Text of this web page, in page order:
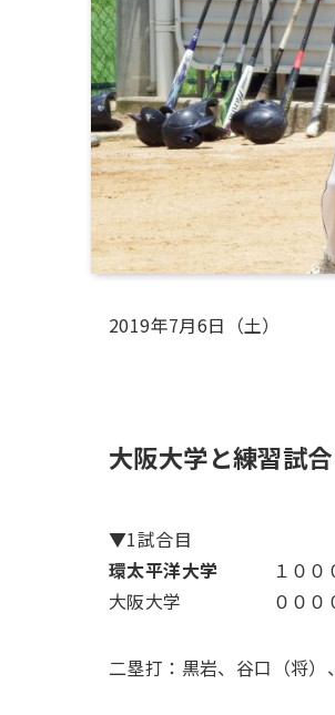
2019年7月6日（土）
大阪大学と練習試
▼1試合目
環太平洋大学 １００
大阪大学 ００００
二塁打：黒岩、谷口（将）